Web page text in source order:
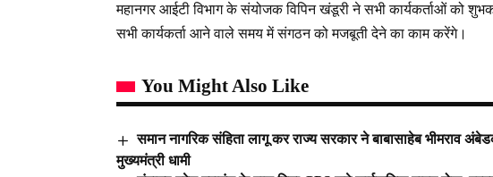
महानगर आईटी विभाग के संयोजक विपिन खंडूरी ने सभी कार्यकर्ताओं को
सभी कार्यकर्ता आने वाले समय में संगठन को मजबूती देने का काम करेंगे।
You Might Also Like
समान नागरिक संहिता लागू कर राज्य सरकार ने बाबासाहेब भीमराव
मुख्यमंत्री धामी